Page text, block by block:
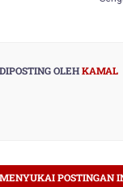
DIPOSTING OLEHKAMAL
POSTINGAN